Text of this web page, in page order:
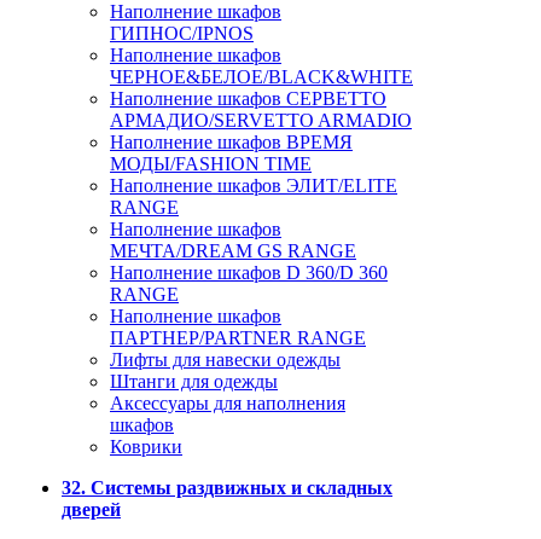
Наполнение шкафов
ГИПНОС/IPNOS
Наполнение шкафов
ЧЕРНОЕ&БЕЛОЕ/BLACK&WHITE
Наполнение шкафов СЕРВЕТТО
АРМАДИО/SERVETTO ARMADIO
Наполнение шкафов ВРЕМЯ
МОДЫ/FASHION TIME
Наполнение шкафов ЭЛИТ/ELITE
RANGE
Наполнение шкафов
МЕЧТА/DREAM GS RANGE
Наполнение шкафов D 360/D 360
RANGE
Наполнение шкафов
ПАРТНЕР/PARTNER RANGE
Лифты для навески одежды
Штанги для одежды
Аксессуары для наполнения
шкафов
Коврики
32. Системы раздвижных и складных
дверей